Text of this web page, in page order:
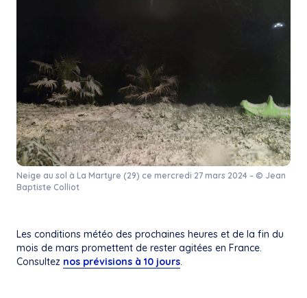
Neige au sol à La Martyre (29) ce mercredi 27 mars 2024 – © Jean
Baptiste Colliot
Les conditions météo des prochaines heures et de la fin du
mois de mars promettent de rester agitées en France.
Consultez nos prévisions à 10 jours.